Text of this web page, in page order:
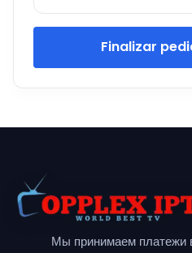
Finalizar
Мы принимаем платежи